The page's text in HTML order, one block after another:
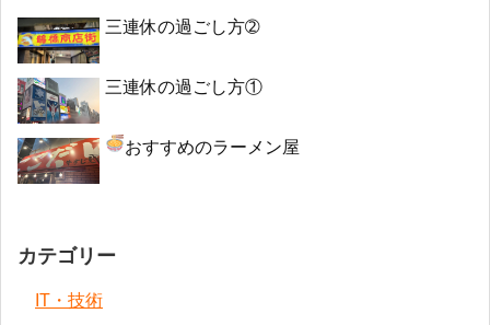
三連休の過ごし方➁
三連休の過ごし方①
おすすめのラーメン屋
カテゴリー
IT・技術